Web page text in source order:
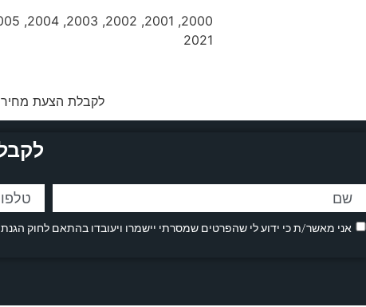
2021
לקבלת הצעת מחיר
אני מאשר/ת כי ידוע לי שהפרטים שמסרתי יישמרו ויעובדו בהתאם לחוק הגנת הפרטיות,